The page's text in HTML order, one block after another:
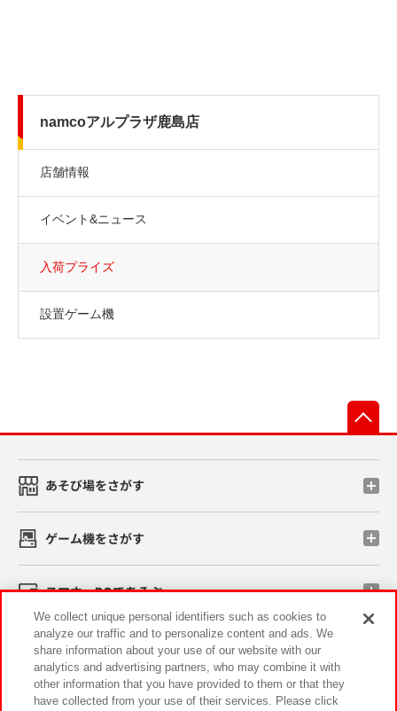
namcoアルプラザ鹿島店
店舗情報
イベント&ニュース
入荷プライズ
設置ゲーム機
あそび場をさがす
ゲーム機をさがす
スマホ・PCであそぶ
イベント・キャンペーン
We collect unique personal identifiers such as cookies to
analyze our traffic and to personalize content and ads. We
share information about your use of our website with our
analytics and advertising partners, who may combine it with
other information that you have provided to them or that they
have collected from your use of their services. Please click